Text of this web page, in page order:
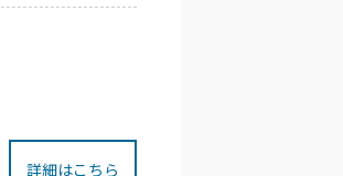
詳細はこちら